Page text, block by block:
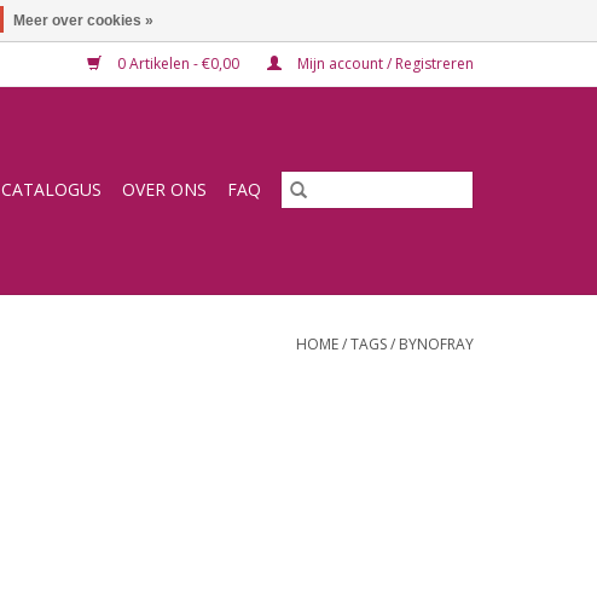
0 Artikelen - €0,00 Mijn account / Registreren
CATALOGUS OVER ONS FAQ
HOME/TAGS/ BYNOFRAY
Meer over cookies »